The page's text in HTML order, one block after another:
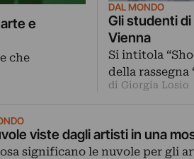
e
che
DAL MONDO
Gli studenti
Vienna
Si intitola
della rassegna
di Giorgia Losio
viste dagli artisti in una
significano le nuvole per gli